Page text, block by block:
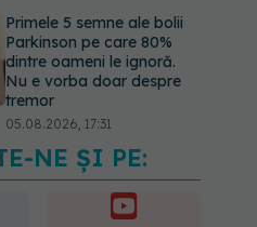
Primele 5 semne ale bolii
Parkinson pe care 80%
dintre oameni le ignoră.
Nu e vorba doar despre
tremor
05.08.2026, 17:31
Gabriela Cristea, manifest
pentru respect și
acceptare: Corpul
NE ȘI PE: